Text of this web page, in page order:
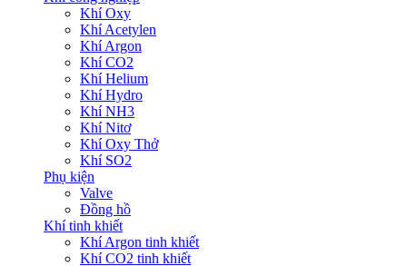
Khí Oxy
Khí Acetylen
Khí Argon
Khí CO2
Khí Helium
Khí Hydro
Khí NH3
Khí Nitơ
Khí Oxy Thở
Khí SO2
Phụ kiện
Valve
Đồng hồ
Khí tinh khiết
Khí Argon tinh khiết
Khí CO2 tinh khiết